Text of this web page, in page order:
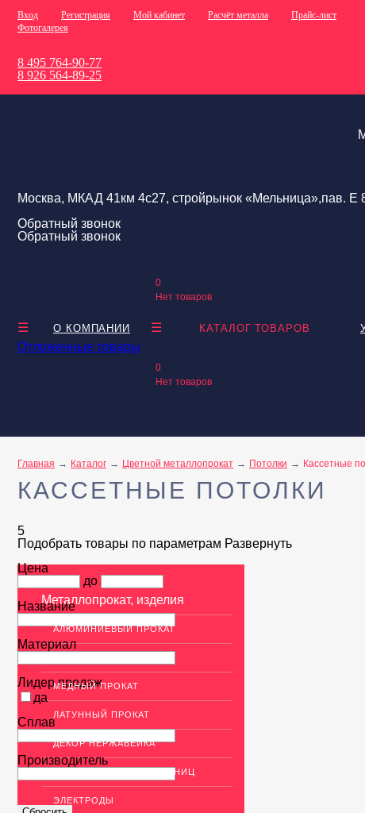
Вход Регистрация Мой кабинет Расчёт металла
Прайс-лист
Фотогалерея
8 495 764-90-77
8 926 564-89-25
Москва, МКАД 41км 4с27, стройрынок «Мельница»,пав. Е
Обратный звонок
Обратный звонок
0
Нет товаров
О КОМПАНИИ КАТАЛОГ ТОВАРОВ
Отложенные товары
0
Нет товаров
Главная Каталог Цветной металлопрокат Потолки Кассетные
КАССЕТНЫЕ ПОТОЛКИ
5
Металлопрокат, изделия
АЛЮМИНИЕВЫЙ ПРОКАТ
МЕДНЫЙ ПРОКАТ
ЛАТУННЫЙ ПРОКАТ
ДЕКОР НЕРЖАВЕЙКА
ОГРАЖДЕНИЯ ДЛЯ ЛЕСТНИЦ
ЭЛЕКТРОДЫ
Подобрать товары по параметрам Развернуть
Цена
до
Название
Материал
Лидер продаж
да
Сплав
Производитель